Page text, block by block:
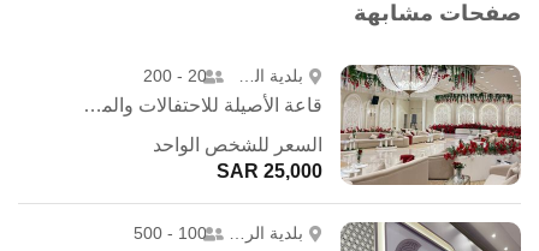
صفحات مشابهة
بلدية الشمال 20 - 200
قاعة الأصيلة للاحتفالات والمؤتمرات
السعر للشخص الواحد
25,000 SAR
100 - 500